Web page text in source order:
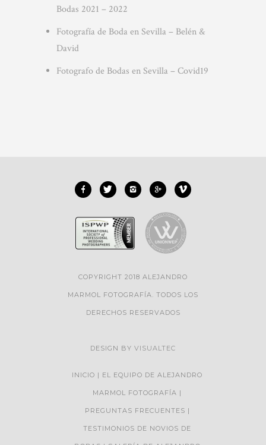
Bodas 2021 – 2022
Fotografía de Boda en Sevilla – Belén &
David
Fotografo de Bodas en Sevilla – Covid19
COPYRIGHT 2018 ALEJANDRO
MARMOL FOTOGRAFÍA. TODOS LOS
DERECHOS RESERVADOS
DESIGN BY VISUALTEC
INICIO EL EQUIPO DE ALEJANDRO
MARMOL FOTOGRAFÍA
PREGUNTAS FRECUENTES
TESTIMONIOS DE NOVIOS DE